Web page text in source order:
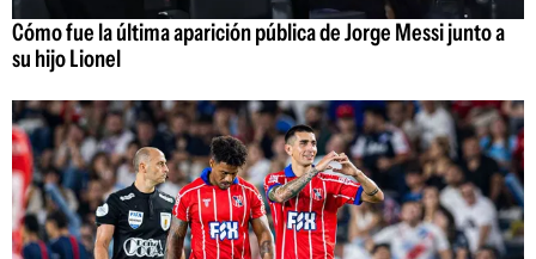
Cómo fue la última aparición pública de Jorge Messi junto a
su hijo Lionel